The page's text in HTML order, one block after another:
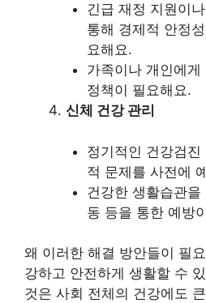
긴급 재정 지원이
통해 경제적 안정
요해요.
가족이나 개인에
정책이 필요해요.
신체 건강 관리
정기적인 건강검
적 문제를 사전에
건강한 생활습관
동 등을 통한 예방
왜 이러한 해결 방안들이 필
강하고 안전하게 생활할 수
것은 사회 전체의 건강에도